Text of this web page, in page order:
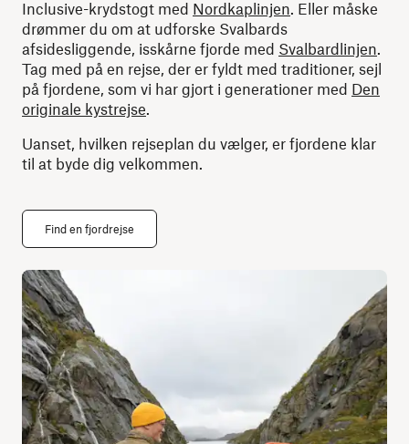
Inclusive-krydstogt med Nordkaplinjen. Eller måske
drømmer du om at udforske Svalbards
afsidesliggende, isskårne fjorde med Svalbardlinjen.
Tag med på en rejse, der er fyldt med traditioner, sejl
på fjordene, som vi har gjort i generationer med Den
originale kystrejse.
Uanset, hvilken rejseplan du vælger, er fjordene klar
til at byde dig velkommen.
Find en fjordrejse